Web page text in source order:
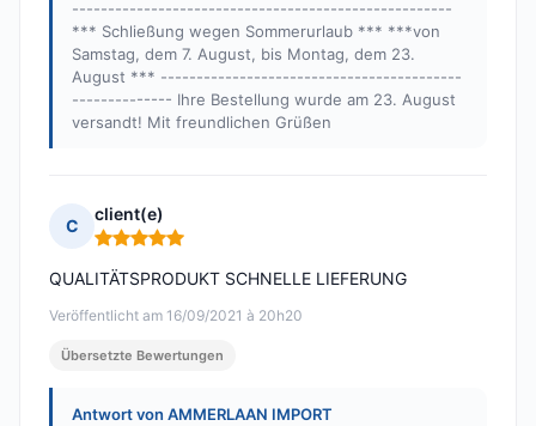
-----------------------------------------------------
*** Schließung wegen Sommerurlaub *** ***von
Samstag, dem 7. August, bis Montag, dem 23.
August *** ------------------------------------------
-------------- Ihre Bestellung wurde am 23. August
versandt! Mit freundlichen Grüßen
C
client(e)
Hinweis: 5 von 5
Veröffentlicht am 16/09/2021 à 20h20
QUALITÄTSPRODUKT SCHNELLE LIEFERUNG
Übersetzte Bewertungen
Antwort von AMMERLAAN IMPORT